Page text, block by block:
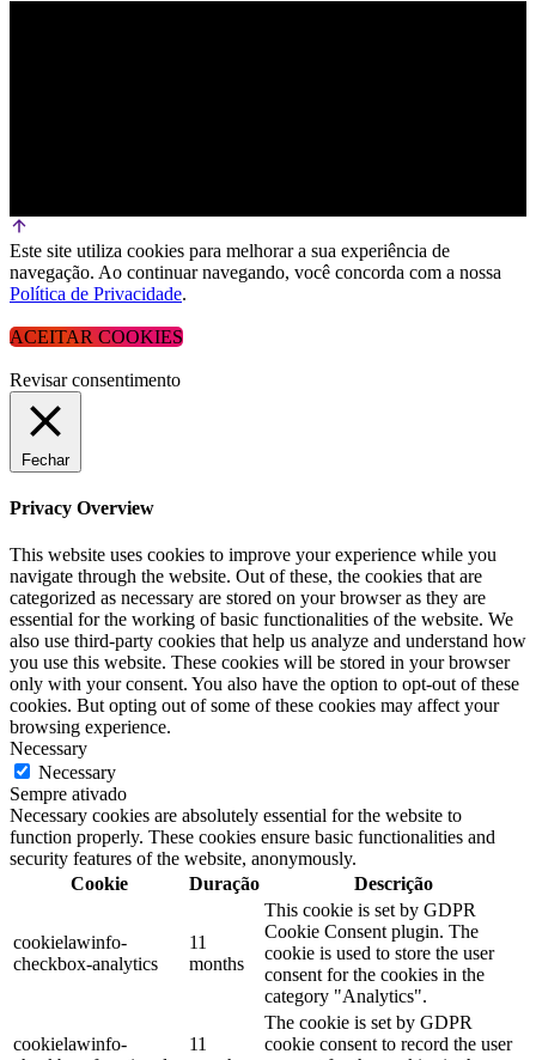
Este site utiliza cookies para melhorar a sua experiência de
navegação. Ao continuar navegando, você concorda com a nossa
Política de Privacidade.
ACEITAR COOKIES
Revisar consentimento
Fechar
Privacy Overview
This website uses cookies to improve your experience while you
navigate through the website. Out of these, the cookies that are
categorized as necessary are stored on your browser as they are
essential for the working of basic functionalities of the website. We
also use third-party cookies that help us analyze and understand how
you use this website. These cookies will be stored in your browser
only with your consent. You also have the option to opt-out of these
cookies. But opting out of some of these cookies may affect your
browsing experience.
Necessary
Necessary
Sempre ativado
Necessary cookies are absolutely essential for the website to
function properly. These cookies ensure basic functionalities and
security features of the website, anonymously.
Cookie
Duração Descrição
cookielawinfo-
checkbox-analytics
11
months
This cookie is set by GDPR
Cookie Consent plugin. The
cookie is used to store the user
consent for the cookies in the
category "Analytics".
cookielawinfo-
11
The cookie is set by GDPR
cookie consent to record the user